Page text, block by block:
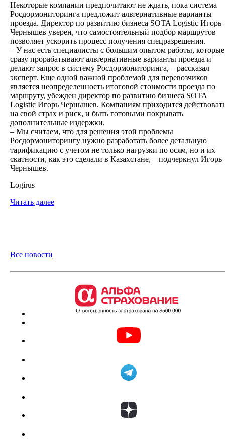
Некоторые компании предпочитают не ждать, пока система
Росдормониторинга предложит альтернативные варианты
проезда. Директор по развитию бизнеса SOTA Logistic Игорь
Чернышев уверен, что самостоятельный подбор маршрутов
позволяет ускорить процесс получения спецразрешения.
– У нас есть специалисты с большим опытом работы, которые
сразу прорабатывают альтернативные варианты проезда и
делают запрос в систему Росдормониторинга, – рассказал
эксперт. Еще одной важной проблемой для перевозчиков
является неопределенность итоговой стоимости проезда по
маршруту, убежден директор по развитию бизнеса SOTA
Logistic Игорь Чернышев. Компаниям приходится
на свой страх и риск, и быть готовыми покрывать
дополнительные издержки.
– Мы считаем, что для решения этой проблемы
Росдормониторингу нужно разработать более детальную
тарификацию с учетом не только нагрузки по осям, но и их
скатности, как это сделали в Казахстане, – подчеркнул Игорь
Чернышев.
Logirus
Читать далее
Все новости